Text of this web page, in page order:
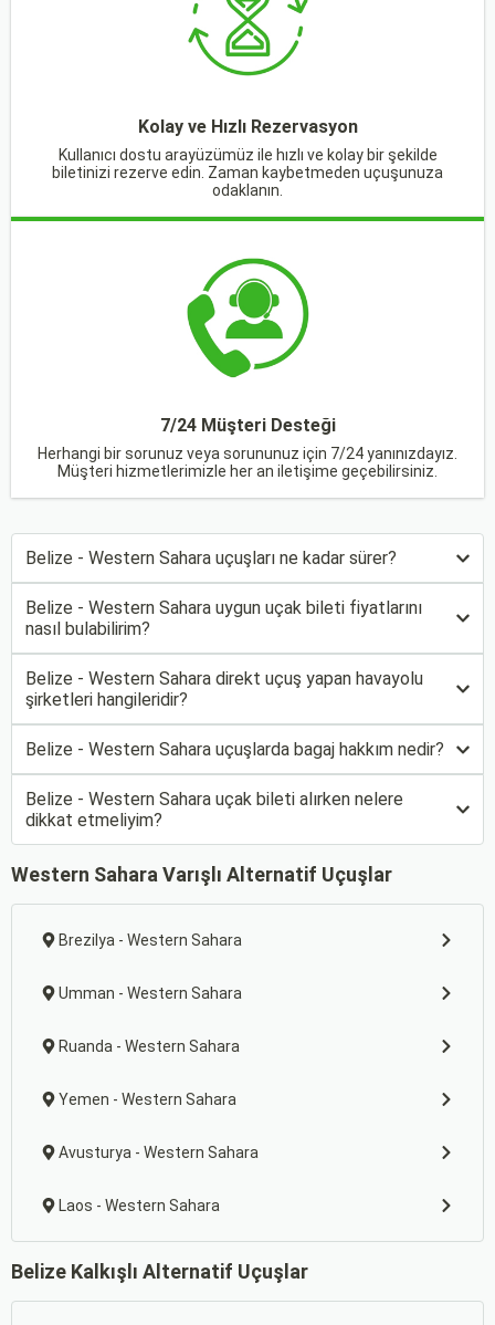
Kolay ve Hızlı Rezervasyon
Kullanıcı dostu arayüzümüz ile hızlı ve kolay bir şekilde
biletinizi rezerve edin. Zaman kaybetmeden uçuşunuza
odaklanın.
7/24 Müşteri Desteği
Herhangi bir sorunuz veya sorununuz için 7/24 yanınızdayız.
Müşteri hizmetlerimizle her an iletişime geçebilirsiniz.
Belize - Western Sahara uçuşları ne kadar sürer?
Belize - Western Sahara uygun uçak bileti fiyatlarını
nasıl bulabilirim?
Belize - Western Sahara direkt uçuş yapan havayolu
şirketleri hangileridir?
Belize - Western Sahara uçuşlarda bagaj hakkım nedir?
Belize - Western Sahara uçak bileti alırken nelere
dikkat etmeliyim?
Western Sahara Varışlı Alternatif Uçuşlar
Brezilya - Western Sahara
Umman - Western Sahara
Ruanda - Western Sahara
Yemen - Western Sahara
Avusturya - Western Sahara
Laos - Western Sahara
Belize Kalkışlı Alternatif Uçuşlar